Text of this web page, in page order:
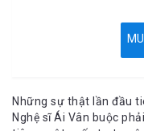
Những sự thật lần đầu
Nghệ sĩ Ái Vân buộc phải